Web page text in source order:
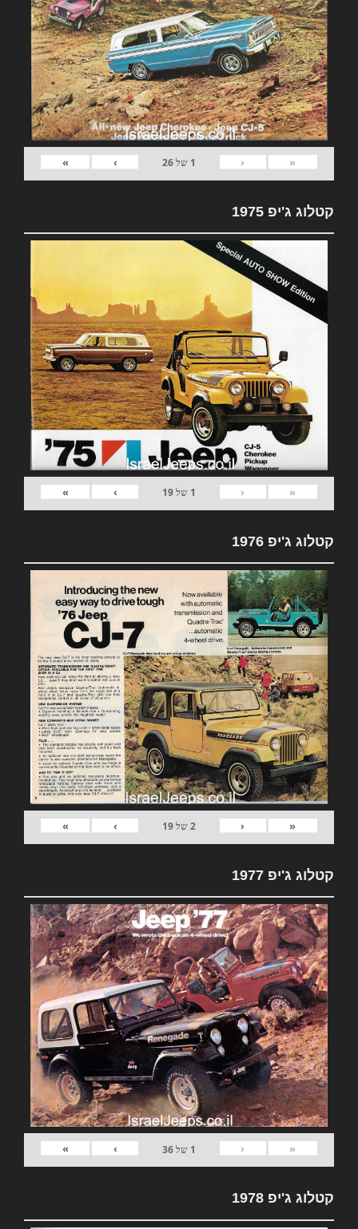
«
‹
1 של26
›
»
קטלוג ג'יפ 1975
«
‹
1 של19
›
»
קטלוג ג'יפ 1976
«
‹
2של19
›
»
קטלוג ג'יפ 1977
«
‹
1 של36
›
»
קטלוג ג'יפ 1978